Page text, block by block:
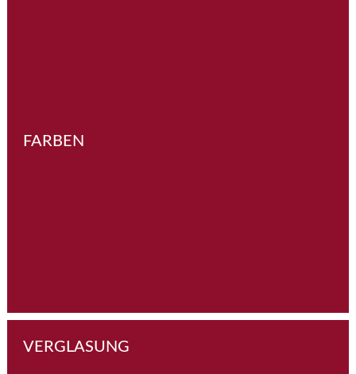
FARBEN
VERGLASUNG